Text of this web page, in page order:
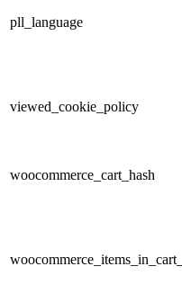
pll_language
viewed_cookie_policy
woocommerce_cart_hash
woocommerce_items_in_cart_